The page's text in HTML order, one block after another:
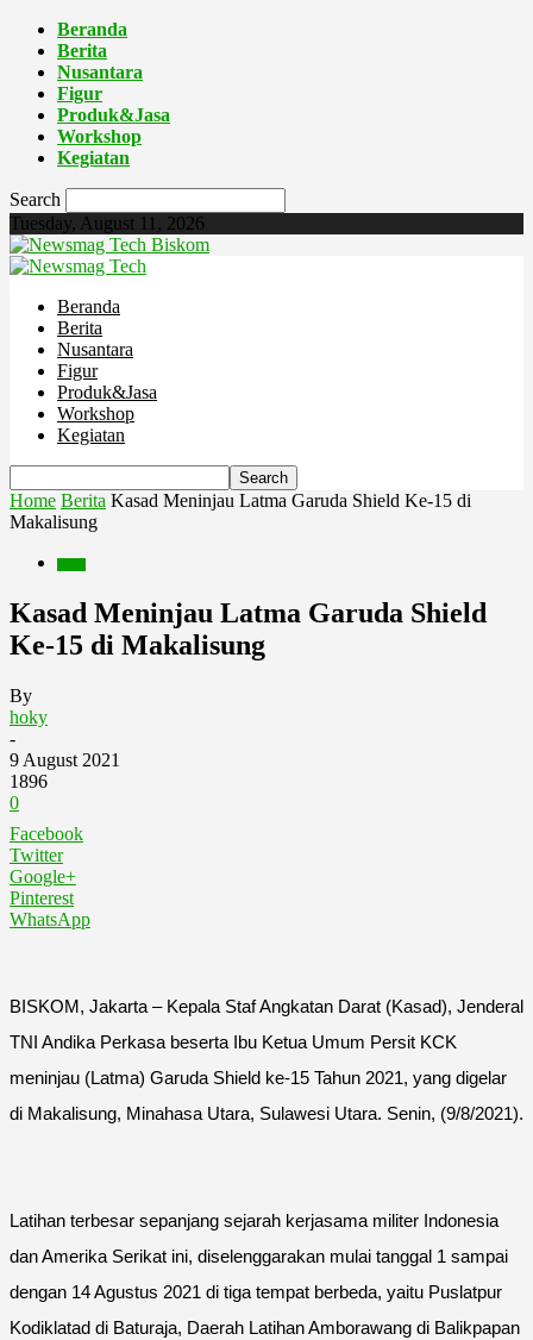
Beranda
Berita
Nusantara
Figur
Produk&Jasa
Workshop
Kegiatan
Search
Tuesday, August 11, 2026
Biskom
Beranda
Berita
Nusantara
Figur
Produk&Jasa
Workshop
Kegiatan
Home Berita Kasad Meninjau Latma Garuda Shield Ke-15 di
Makalisung
Kasad Meninjau Latma Garuda Shield
Ke-15 di Makalisung
By
hoky
-
9 August 2021
1896
0
Facebook
Twitter
Google+
Pinterest
WhatsApp
BISKOM, Jakarta – Kepala Staf Angkatan Darat (Kasad), Jenderal
TNI Andika Perkasa beserta Ibu Ketua Umum Persit KCK
meninjau (Latma) Garuda Shield ke-15 Tahun 2021, yang digelar
di Makalisung, Minahasa Utara, Sulawesi Utara. Senin, (9/8/2021).
Latihan terbesar sepanjang sejarah kerjasama militer Indonesia
dan Amerika Serikat ini, diselenggarakan mulai tanggal 1 sampai
dengan 14 Agustus 2021 di tiga tempat berbeda, yaitu Puslatpur
Kodiklatad di Baturaja, Daerah Latihan Amborawang di Balikpapan